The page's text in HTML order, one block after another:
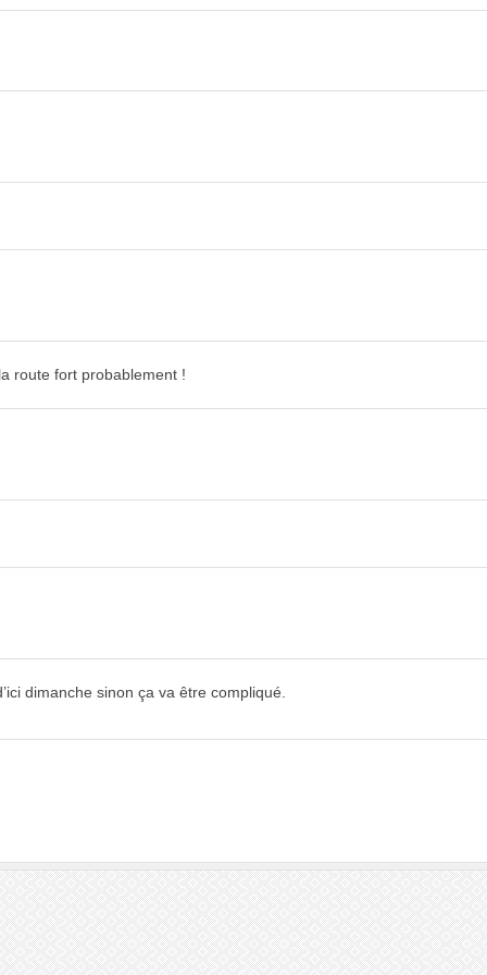
route fort probablement !
dimanche sinon ça va être compliqué.